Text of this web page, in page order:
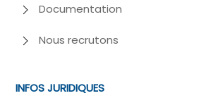
Documentation
Nous recrutons
INFOS JURIDIQUES